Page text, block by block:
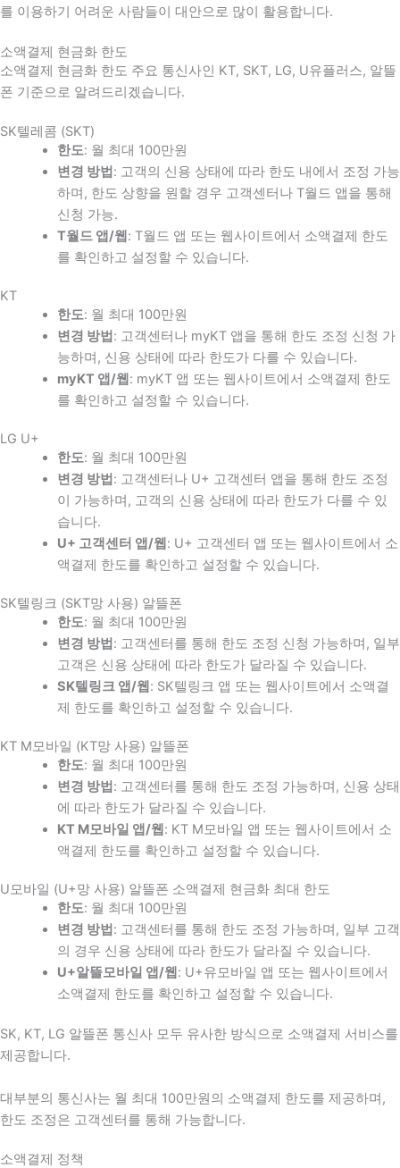
를 이용하기 어려운 사람들이 대안으로 많이 활용합니다.
소액결제 현금화 한도
소액결제 현금화 한도 주요 통신사인 KT, SKT, LG, U유플러스, 알뜰
폰 기준으로 알려드리겠습니다.
SK텔레콤 (SKT)
한도: 월 최대 100만원
변경 방법 : 고객의 신용 상태에 따라 한도 내에서 조정 가능
하며, 한도 상향을 원할 경우 고객센터나 T월드 앱을 통해
신청 가능.
T월드 앱/웹 : T월드 앱 또는 웹사이트에서 소액결제 한도
를 확인하고 설정할 수 있습니다.
KT
한도: 월 최대 100만원
변경 방법 : 고객센터나 myKT 앱을 통해 한도 조정 신청 가
능하며, 신용 상태에 따라 한도가 다를 수 있습니다.
myKT 앱/웹 : myKT 앱 또는 웹사이트에서 소액결제 한도
를 확인하고 설정할 수 있습니다.
LG U+
한도: 월 최대 100만원
변경 방법 : 고객센터나 U+ 고객센터 앱을 통해 한도 조정
이 가능하며, 고객의 신용 상태에 따라 한도가 다를 수 있
습니다.
U+ 고객센터 앱/웹 : U+ 고객센터 앱 또는 웹사이트에서 소
액결제 한도를 확인하고 설정할 수 있습니다.
SK텔링크 (SKT망 사용) 알뜰폰
한도: 월 최대 100만원
변경 방법 : 고객센터를 통해 한도 조정 신청 가능하며, 일부
고객은 신용 상태에 따라 한도가 달라질 수 있습니다.
SK텔링크 앱/웹 : SK텔링크 앱 또는 웹사이트에서 소액결
제 한도를 확인하고 설정할 수 있습니다.
KT M모바일 (KT망 사용) 알뜰폰
한도: 월 최대 100만원
변경 방법 : 고객센터를 통해 한도 조정 가능하며, 신용 상태
에 따라 한도가 달라질 수 있습니다.
KT M모바일 앱/웹 : KT M모바일 앱 또는 웹사이트에서 소
액결제 한도를 확인하고 설정할 수 있습니다.
U모바일 (U+망 사용) 알뜰폰 소액결제 현금화 최대 한도
한도: 월 최대 100만원
변경 방법 : 고객센터를 통해 한도 조정 가능하며, 일부 고객
의 경우 신용 상태에 따라 한도가 달라질 수 있습니다.
U+알뜰모바일 앱/웹 : U+유모바일 앱 또는 웹사이트에서
소액결제 한도를 확인하고 설정할 수 있습니다.
SK, KT, LG 알뜰폰 통신사 모두 유사한 방식으로 소액결제 서비스를
제공합니다.
대부분의 통신사는 월 최대 100만원의 소액결제 한도를 제공하며,
한도 조정은 고객센터를 통해 가능합니다.
소액결제 정책